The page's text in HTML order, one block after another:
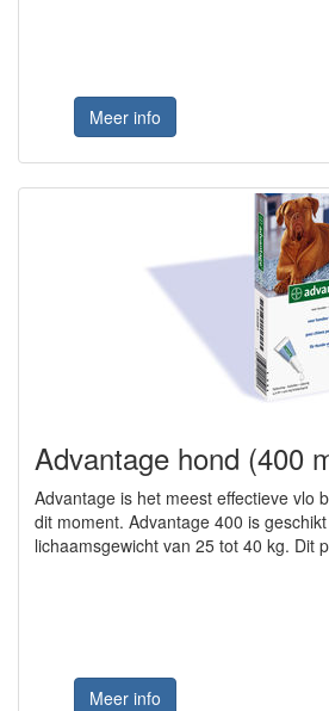
Meer info
Advantage hond (400
Advantage is het meest effectieve vlo
dit moment. Advantage 400 is
lichaamsgewicht van 25 tot 40 kg. Dit
Meer info